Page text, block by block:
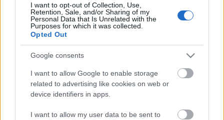
I want to opt-out of Collection, Use,
Retention, Sale, and/or Sharing of my
Personal Data that Is Unrelated with the
Purposes for which it was collected.
Opted Out
Google consents
I want to allow Google to enable storage
related to advertising like cookies on web or
device identifiers in apps.
I want to allow my user data to be sent to
„NEM TÖBB EZER EMBERRE UTAZUNK, HANEM
EGY VÁLOGATOTT TÁRSASÁGRA”